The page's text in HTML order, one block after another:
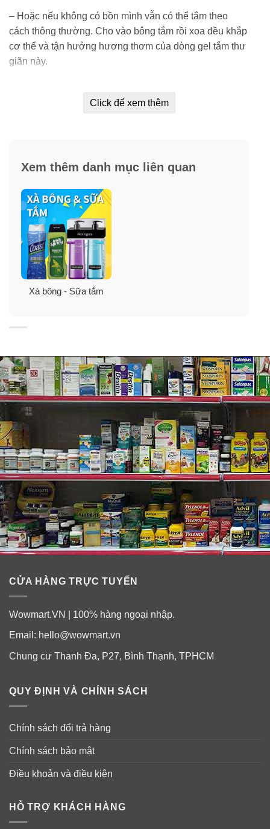
– Hoặc nếu không có bồn mình vẫn có thể tắm theo
cách thông thường. Cho vào bông tắm rồi xoa đều khắp
cơ thể và tận hưởng hương thơm của dòng gel tắm thư
giãn này.
cùng mùi như: sữa dưỡng thể cung cấp vitamin E, kem
** Bảo quản nơi khô ráo, thoáng mát, tránh ánh nắng
Click để xem thêm
Xem thêm danh mục liên quan
Xà bông - Sữa tắm
CỬA HÀNG TRỰC TUYẾN
Wowmart.VN | 100% hàng ngoại nhập.
Email: hello@wowmart.vn
Chung cư Thanh Đa, P27, Bình Thạnh, TPHCM
QUY ĐỊNH VÀ CHÍNH SÁCH
Chính sách đổi trả hàng
Chính sách bảo mật
Điều khoản và điều kiện
HỖ TRỢ KHÁCH HÀNG